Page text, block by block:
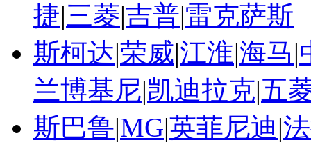
捷|三菱|吉普|雷克萨斯
斯柯达|荣威|江淮|海马|
兰博基尼|凯迪拉克|五
斯巴鲁|MG|英菲尼迪|